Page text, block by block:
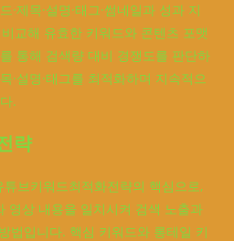
제목·설명·태그·썸네일과 성과 지
비교해 유효한 키워드와 콘텐츠 포맷
통해 검색량 대비 경쟁도를 판단하
·설명·태그를 최적화하며 지속적으
.
략
브키워드최적화전략의 핵심으로,
영상 내용을 일치시켜 검색 노출과
법입니다. 핵심 키워드와 롱테일 키